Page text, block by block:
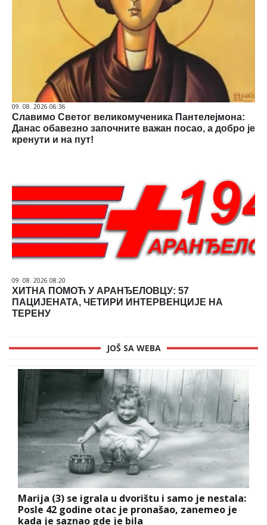
09. 08. 2026 06:36
Славимо Светог великомученика Пантелејмона:
Данас обавезно започните важан посао, а добро је
кренути и на пут!
09. 08. 2026 08:20
ХИТНА ПОМОЋ У АРАНЂЕЛОВЦУ: 57
ПАЦИЈЕНАТА, ЧЕТИРИ ИНТЕРВЕНЦИЈЕ НА
ТЕРЕНУ
JOŠ SA WEBA
Marija (3) se igrala u dvorištu i samo je nestala:
Posle 42 godine otac je pronašao, zanemeo je
kada je saznao gde je bila